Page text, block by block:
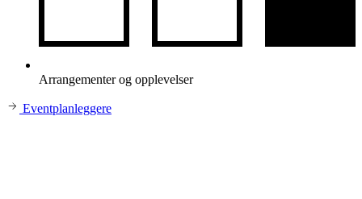
Arrangementer og opplevelser
Eventplanleggere